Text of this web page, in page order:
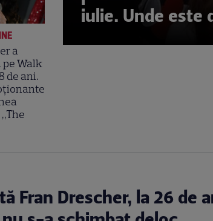
a
pe Walk
de ani.
iulie. Unde este
Fran Drescher, la 26 de